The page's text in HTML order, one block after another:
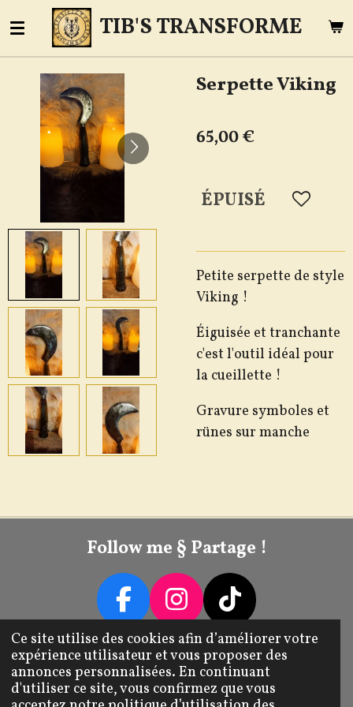
Ce site utilise des cookies afin d’améliorer votre
expérience utilisateur et vous proposer des
annonces personnalisées. En continuant
d'utiliser ce site, vous confirmez que vous
Passer
au
contenu
principal
TIB'S TRANSFORME
Serpette Viking
65,00 €
ÉPUISÉ
Petite serpette de style
Viking !
Éiguisée et tranchante
c'est l'outil idéal pour
la cueillette !
Gravure symboles et
rünes sur manche
Follow me § Partage !
F
A
C
E
I
N
S
T
T
I
K
T
Livraison / Retour / Échange
Mentions Légales CGV
© 2022 - 2026 Tib's Transforme